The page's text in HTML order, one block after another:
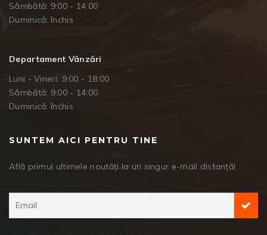
Sâmbătă: 9:00 - 14:00
Duminică: închis
Departament Vânzări
Luni - Vineri: 9:00 - 18:00
Sâmbătă: 9:00 - 14:00
Duminică: închis
SUNTEM AICI PENTRU TINE
Află primul ultimele noutăți la un singur e-mail distanță!